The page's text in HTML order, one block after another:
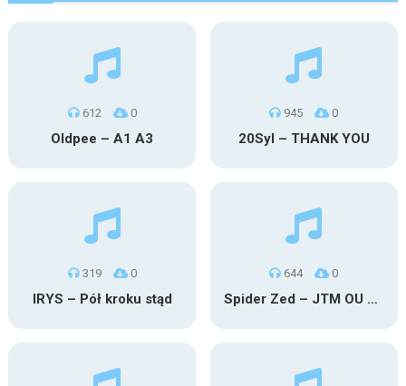
612 0
Oldpee – A1 A3
945 0
20Syl – THANK YOU
319 0
IRYS – Pół kroku stąd
644 0
Spider Zed – JTM OU TG